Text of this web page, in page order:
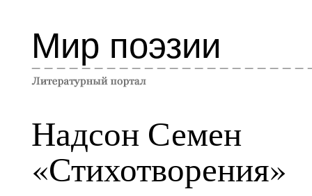
Мир поэзии
Надсон Семен
«Стихотворения»